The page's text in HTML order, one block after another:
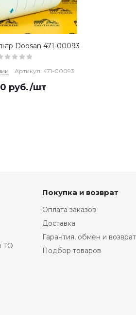
Doosan 471-00093
Артикул: 471-00093
руб./шт
ТО
Покупка и возврат
Оплата заказов
Доставка
Гарантия, обмен и возврат
Подбор товаров